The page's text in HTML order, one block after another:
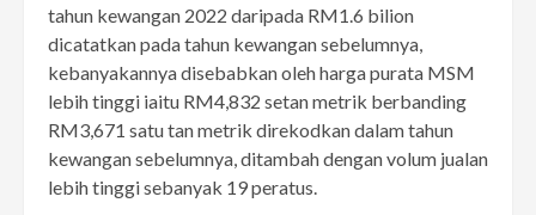
tahun kewangan 2022 daripada RM1.6 bilion
dicatatkan pada tahun kewangan sebelumnya,
kebanyakannya disebabkan oleh harga purata MSM
lebih tinggi iaitu RM4,832 setan metrik berbanding
RM3,671 satu tan metrik direkodkan dalam tahun
kewangan sebelumnya, ditambah dengan volum jualan
lebih tinggi sebanyak 19 peratus.